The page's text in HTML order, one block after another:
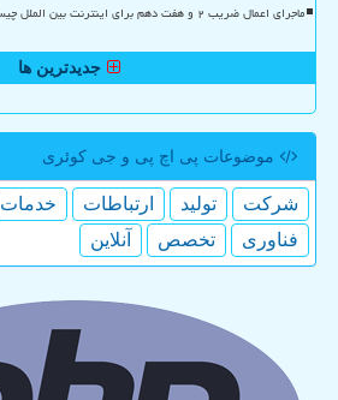
ماجرای اعمال ضریب ۲ و هفت دهم برای اینترنت بین الملل چیست؟
جدیدترین ها
موضوعات پی اچ پی و جی كوئری
شركت تولید ارتباطات خدمات
فناوری
تخصص آنلاین